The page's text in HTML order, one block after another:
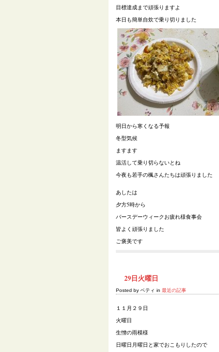
目標達成まで頑張りますよ
本日も簡単自炊で乗り切りました
明日から寒くなる予報
冬型気候
ますます
温活して乗り切らないとね
今夜も若手の楓さんたちは頑張りました
あしたは
夕方5時から
バースデーウィークお疲れ様食事会
皆よく頑張りました
ご褒美です
29日火曜日
Posted by ベティ in 最近の記事
１１月２９日
火曜日
生憎の雨模様
日曜日月曜日と家でおこもりしたので